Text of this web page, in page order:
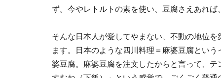
ず。今やレトルトの素を使い、豆腐さえあれ
そんな日本人が愛してやまない、不動の地位
ます。日本のような四川料理＝麻婆豆腐とい
婆豆腐。麻婆豆腐を注文したからと言って、